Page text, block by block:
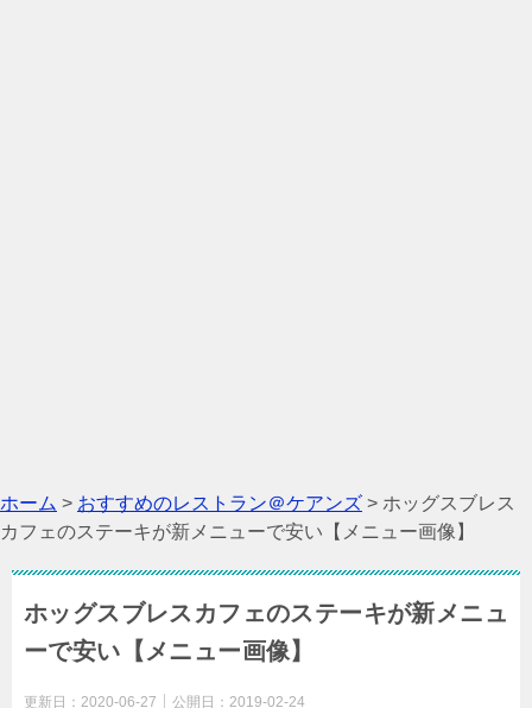
ホーム > おすすめのレストラン＠ケアンズ > ホッグスブレス
カフェのステーキが新メニューで安い【メニュー画像】
ホッグスブレスカフェのステーキが新メニュ
ーで安い【メニュー画像】
更新日： 2020-06-27 公開日： 2019-02-24